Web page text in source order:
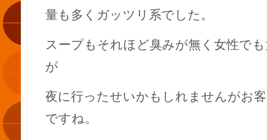
量も多くガッツリ系でした。
スープもそれほど臭みが無く女性で
が
夜に行ったせいかもしれませんがお
ですね。